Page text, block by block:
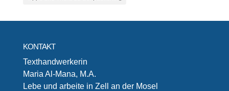
KONTAKT
Texthandwerkerin
Maria Al-Mana, M.A.
Lebe und arbeite in Zell an der Mosel